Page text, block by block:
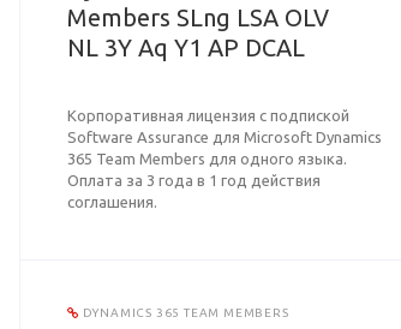
Members SLng LSA OLV
NL 3Y Aq Y1 AP DCAL
Корпоративная лицензия с подпиской
Software Assurance для Microsoft Dynamics
365 Team Members для одного языка.
Оплата за 3 года в 1 год действия
соглашения.
DYNAMICS 365 TEAM MEMBERS